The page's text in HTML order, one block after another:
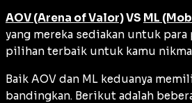
AOV (Arena of Valor)VS ML
yang mereka sediakan untuk
pilihan terbaik untuk kamu
Baik AOV dan ML keduanya
bandingkan. Berikut adalah